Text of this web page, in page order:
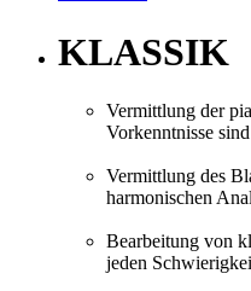
KLASSIK
Vermittlung der
Vorkenntnisse
Vermittlung des
harmonischen
Bearbeitung von
jeden